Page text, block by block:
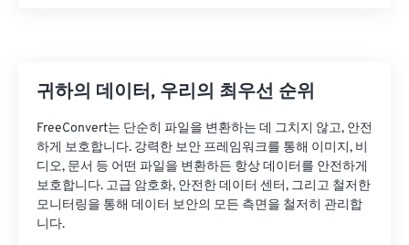
귀하의 데이터, 우리의 최우선 순위
FreeConvert는 단순히 파일을 변환하는 데 그치지 않고, 안전
하게 보호합니다. 강력한 보안 프레임워크를 통해 이미지, 비
디오, 문서 등 어떤 파일을 변환하든 항상 데이터를 안전하게
보호합니다. 고급 암호화, 안전한 데이터 센터, 그리고 철저한
모니터링을 통해 데이터 보안의 모든 측면을 철저히 관리합
니다.